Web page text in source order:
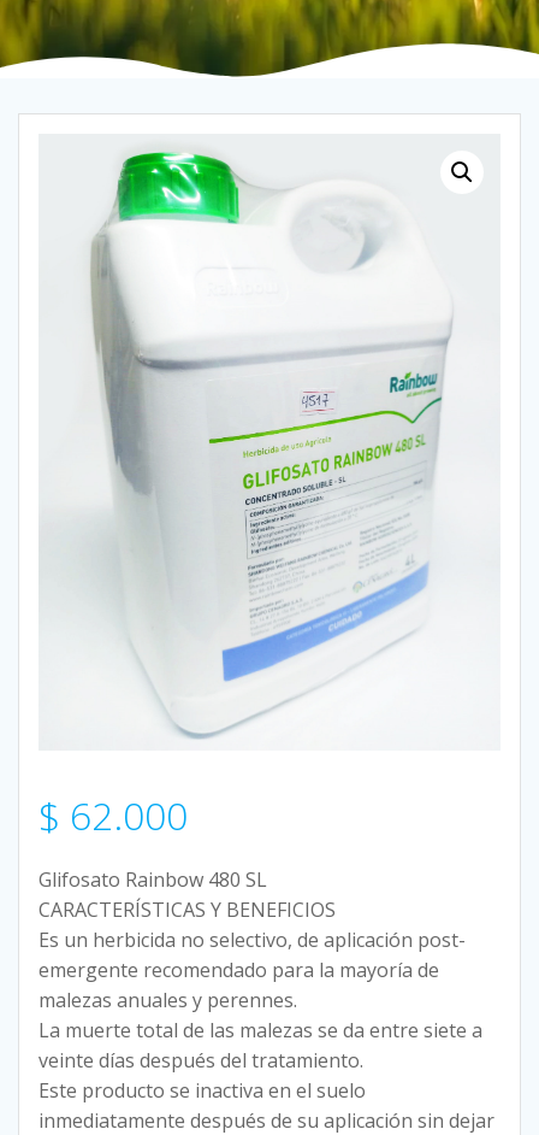
$ 62.000
Glifosato Rainbow 480 SL
CARACTERÍSTICAS Y BENEFICIOS
Es un herbicida no selectivo, de aplicación post-
emergente recomendado para la mayoría de
malezas anuales y perennes.
La muerte total de las malezas se da entre siete a
veinte días después del tratamiento.
Este producto se inactiva en el suelo
inmediatamente después de su aplicación sin dejar